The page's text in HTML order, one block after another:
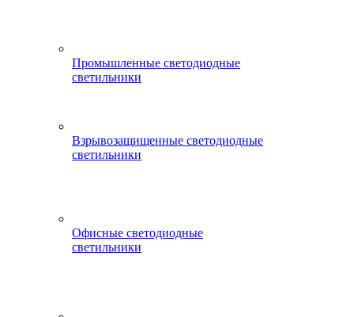
Промышленные светодиодные
светильники
Взрывозащищенные светодиодные
светильники
Офисные светодиодные
светильники